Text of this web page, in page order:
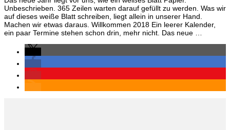
Blatt
Papier
–
Willkommen
Unbeschrieben. 365 Zeilen warten darauf gefüllt zu werden. Was wir
auf dieses weiße Blatt schreiben, liegt allein in unserer Hand.
Machen wir etwas daraus. Willkommen 2018 Ein leerer Kalender,
ein paar Termine stehen schon drin, mehr nicht. Das neue …